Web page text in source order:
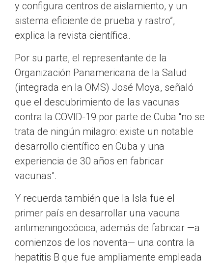
y configura centros de aislamiento, y un
sistema eficiente de prueba y rastro”,
explica la revista científica.
Por su parte, el representante de la
Organización Panamericana de la Salud
(integrada en la OMS) José Moya, señaló
que el descubrimiento de las vacunas
contra la COVID-19 por parte de Cuba “no se
trata de ningún milagro: existe un notable
desarrollo científico en Cuba y una
experiencia de 30 años en fabricar
vacunas”.
Y recuerda también que la Isla fue el
primer país en desarrollar una vacuna
antimeningocócica, además de fabricar —a
comienzos de los noventa— una contra la
hepatitis B que fue ampliamente empleada